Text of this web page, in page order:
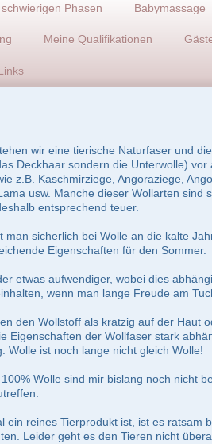
Phasen Babymassage
Meine Qualifikationen
wir eine tierische Naturfaser und
Deckhaar sondern die Unterwolle)
z.B. Kaschmirziege, Angoraziege,
usw. Manche dieser Wollarten sind
entsprechend teuer.
man sicherlich bei Wolle an die kalte
Eigenschaften für den Sommer.
etwas aufwendiger, wobei dies
wenn man lange Freude am
den Wollstoff als kratzig auf der Haut
Eigenschaften der Wollfaser stark
Wolle ist noch lange nicht gleich Wolle!
Wolle sind mir bislang noch nicht
ein reines Tierprodukt ist, ist es ratsam
Leider geht es den Tieren nicht